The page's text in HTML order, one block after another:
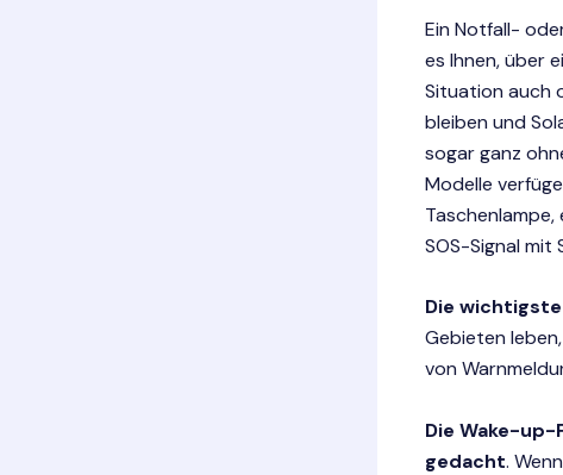
Ein Notfall-
es Ihnen, über
Situation auch
bleiben und
sogar ganz
Modelle
Taschenlampe,
SOS-Signal mit
Die
Gebieten
von
Die Wake-up-
gedacht.